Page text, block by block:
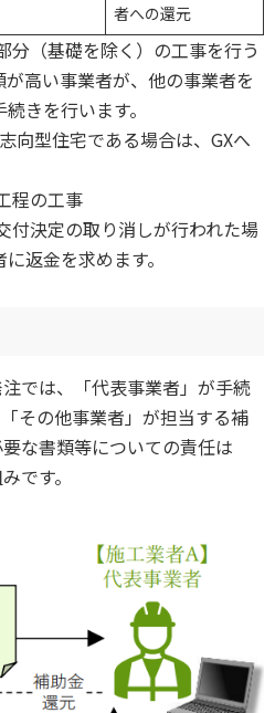
者への還元
（基礎を除く）の工事を行う
高い事業者が、他の事業者を
きを行います。
向型住宅である場合は、GXへ
程の工事
決定の取り消しが行われた場
返金を求めます。
では、「代表事業者」が手続
その他事業者」が担当する補
な書類等についての責任は
です。